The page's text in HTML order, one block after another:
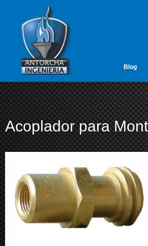
google-site-
AntorchaBlog
Acoplador para